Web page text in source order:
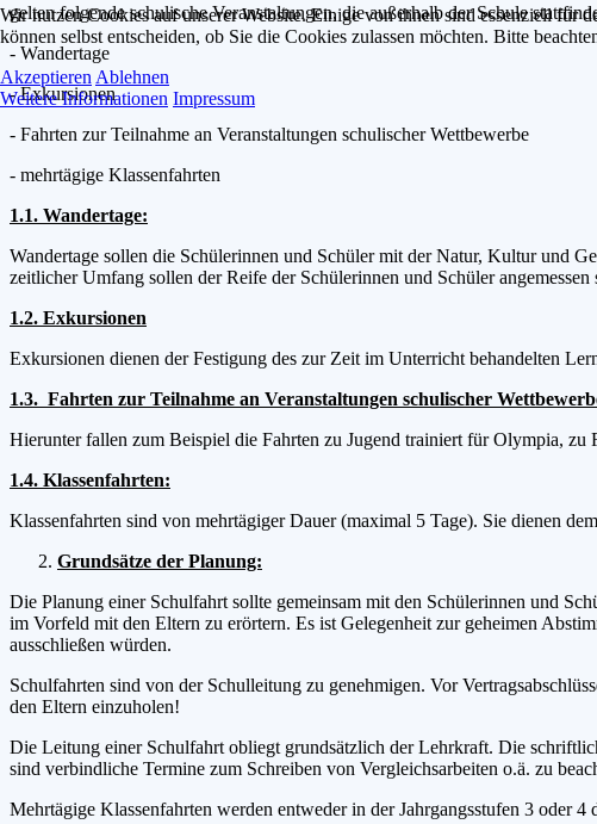
gelten folgende schulische Veranstaltungen, die außerhalb der Schule
- Wandertage
- Exkursionen
- Fahrten zur Teilnahme an Veranstaltungen schulischer Wettbewerbe
- mehrtägige Klassenfahrten
1.1. Wandertage:
Wandertage sollen die Schülerinnen und Schüler mit der Natur, Kultur und
zeitlicher Umfang sollen der Reife der Schülerinnen und Schüler angemessen
1.2. Exkursionen
Exkursionen dienen der Festigung des zur Zeit im Unterricht behandelten
1.3. Fahrten zur Teilnahme an Veranstaltungen schulischer
Hierunter fallen zum Beispiel die Fahrten zu Jugend trainiert für Olympia,
1.4. Klassenfahrten:
Klassenfahrten sind von mehrtägiger Dauer (maximal 5 Tage). Sie dienen
Grundsätze der Planung:
Die Planung einer Schulfahrt sollte gemeinsam mit den Schülerinnen und
im Vorfeld mit den Eltern zu erörtern. Es ist Gelegenheit zur geheimen
ausschließen würden.
Schulfahrten sind von der Schulleitung zu genehmigen. Vor
den Eltern einzuholen!
Die Leitung einer Schulfahrt obliegt grundsätzlich der Lehrkraft. Die
sind verbindliche Termine zum Schreiben von Vergleichsarbeiten o.ä. zu
Mehrtägige Klassenfahrten werden entweder in der Jahrgangsstufen 3 oder 4
Wir nutzen Cookies auf unserer Website. Einige von ihnen sind essenziell für
können selbst entscheiden, ob Sie die Cookies zulassen möchten. Bitte
Akzeptieren Ablehnen
Weitere Informationen Impressum